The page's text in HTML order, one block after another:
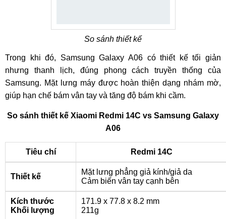
So sánh thiết kế
Trong khi đó, Samsung Galaxy A06 có thiết kế tối giản
nhưng thanh lịch, đúng phong cách truyền thống của
Samsung. Mặt lưng máy được hoàn thiện dạng nhám mờ,
giúp hạn chế bám vân tay và tăng độ bám khi cầm.
So sánh thiết kế Xiaomi Redmi 14C vs Samsung Galaxy
A06
Tiêu chí Redmi 14C
Thiết kế
Mặt lưng phẳng giả kính/giả da
Cảm biến vân tay cạnh bên
Kích thước
Khối lượng
171.9 x 77.8 x 8.2 mm
211g